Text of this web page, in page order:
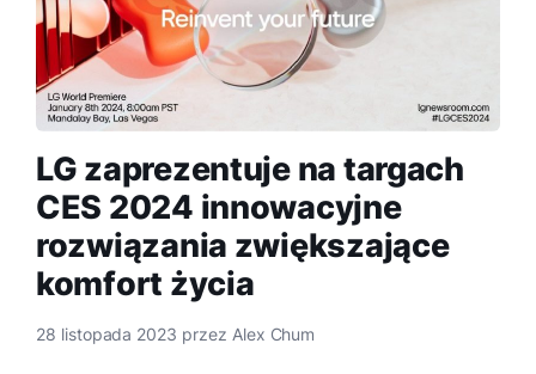
LG zaprezentuje na targach
CES 2024 innowacyjne
rozwiązania zwiększające
komfort życia
28 listopada 2023 przez Alex Chum